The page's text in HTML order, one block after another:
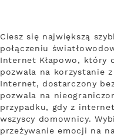
Ciesz się największą
połączeniu
Internet Kłapowo, który
pozwala na korzystanie
Internet, dostarczony
pozwala na
przypadku, gdy z
wszyscy domownicy.
przeżywanie emocji na